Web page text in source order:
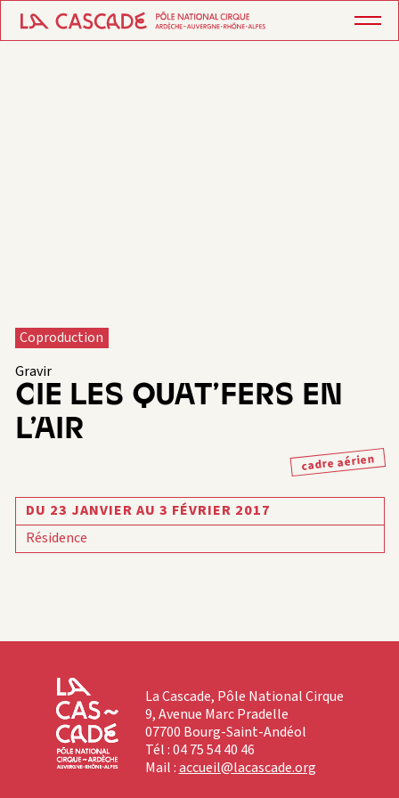
Coproduction
Gravir
CIE LES QUAT’FERS EN
L’AIR
cadre aérien
DU 23 JANVIER AU 3 FÉVRIER 2017
Résidence
La Cascade, Pôle National Cirque
9, Avenue Marc Pradelle
07700 Bourg-Saint-Andéol
Tél : 04 75 54 40 46
Mail :accueil@lacascade.org